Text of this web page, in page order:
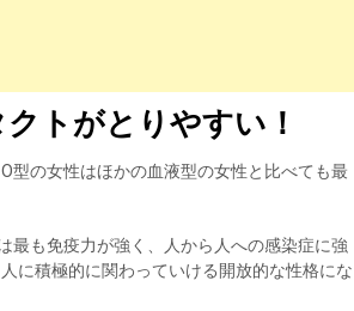
トがとりやすい！
型の女性はほかの血液型の女性と比べても最
最も免疫力が強く、人から人への感染症に強
に積極的に関わっていける開放的な性格にな